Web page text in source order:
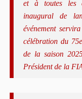
et à toutes les
inaugural de
événement
célébration du
de la saison
Président de la